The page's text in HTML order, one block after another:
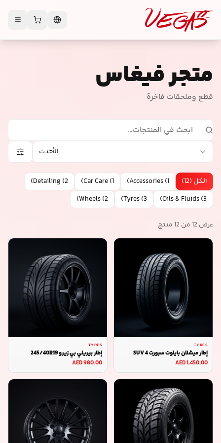
متجر فيغاس
قطع وملحقات فاخرة
الأحدث
الكل (
12
)
Accessories(1
)
Car Care(1
)
Detailing (2
)
Oils & Fluids(3
)
Tyres(3
)
Wheels(2
)
عرض 12من 12منتج
TYRES
إطار ميشلان بايلوت سبورت 4 SUV
275/45R20
AED 1,450.00
TYRES
إطار بيريلي بي زيرو 245/40R19
AED 980.00